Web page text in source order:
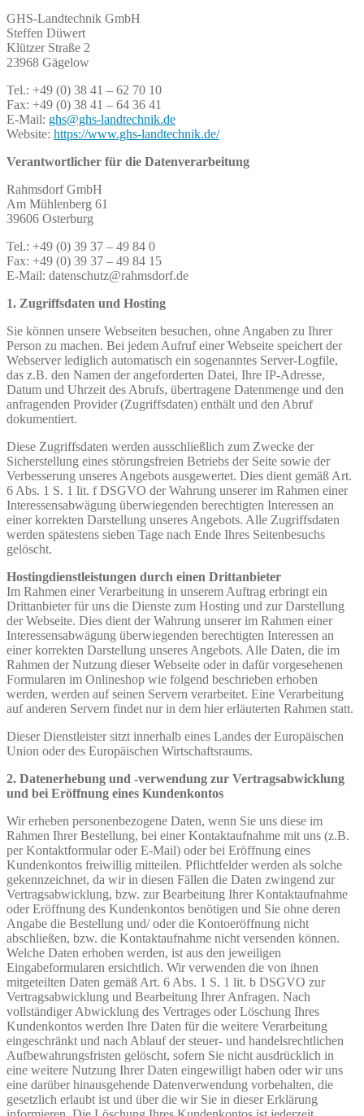
GHS-Landtechnik GmbH
Steffen Düwert
Klützer Straße 2
23968 Gägelow
Tel.: +49 (0) 38 41 – 62 70 10
Fax: +49 (0) 38 41 – 64 36 41
E-Mail: ghs@ghs-landtechnik.de
Website: https://www.ghs-landtechnik.de/
Verantwortlicher für die Datenverarbeitung
Rahmsdorf GmbH
Am Mühlenberg 61
39606 Osterburg
Tel.: +49 (0) 39 37 – 49 84 0
Fax: +49 (0) 39 37 – 49 84 15
E-Mail: datenschutz@rahmsdorf.de
1. Zugriffsdaten und Hosting
Sie können unsere Webseiten besuchen, ohne Angaben zu Ihrer
Person zu machen. Bei jedem Aufruf einer Webseite speichert der
Webserver lediglich automatisch ein sogenanntes Server-Logfile,
das z.B. den Namen der angeforderten Datei, Ihre IP-Adresse,
Datum und Uhrzeit des Abrufs, übertragene Datenmenge und den
anfragenden Provider (Zugriffsdaten) enthält und den Abruf
dokumentiert.
Diese Zugriffsdaten werden ausschließlich zum Zwecke der
Sicherstellung eines störungsfreien Betriebs der Seite sowie der
Verbesserung unseres Angebots ausgewertet. Dies dient gemäß Art.
6 Abs. 1 S. 1 lit. f DSGVO der Wahrung unserer im Rahmen einer
Interessensabwägung überwiegenden berechtigten Interessen an
einer korrekten Darstellung unseres Angebots. Alle Zugriffsdaten
werden spätestens sieben Tage nach Ende Ihres Seitenbesuchs
gelöscht.
Hostingdienstleistungen durch einen Drittanbieter
Im Rahmen einer Verarbeitung in unserem Auftrag erbringt ein
Drittanbieter für uns die Dienste zum Hosting und zur Darstellung
der Webseite. Dies dient der Wahrung unserer im Rahmen einer
Interessensabwägung überwiegenden berechtigten Interessen an
einer korrekten Darstellung unseres Angebots. Alle Daten, die im
Rahmen der Nutzung dieser Webseite oder in dafür vorgesehenen
Formularen im Onlineshop wie folgend beschrieben erhoben
werden, werden auf seinen Servern verarbeitet. Eine Verarbeitung
auf anderen Servern findet nur in dem hier erläuterten Rahmen statt.
Dieser Dienstleister sitzt innerhalb eines Landes der Europäischen
Union oder des Europäischen Wirtschaftsraums.
2. Datenerhebung und -verwendung zur Vertragsabwicklung
und bei Eröffnung eines Kundenkontos
Wir erheben personenbezogene Daten, wenn Sie uns diese im
Rahmen Ihrer Bestellung, bei einer Kontaktaufnahme mit uns (z.B.
per Kontaktformular oder E-Mail) oder bei Eröffnung eines
Kundenkontos freiwillig mitteilen. Pflichtfelder werden als solche
gekennzeichnet, da wir in diesen Fällen die Daten zwingend zur
Vertragsabwicklung, bzw. zur Bearbeitung Ihrer Kontaktaufnahme
oder Eröffnung des Kundenkontos benötigen und Sie ohne deren
Angabe die Bestellung und/ oder die Kontoeröffnung nicht
abschließen, bzw. die Kontaktaufnahme nicht versenden können.
Welche Daten erhoben werden, ist aus den jeweiligen
Eingabeformularen ersichtlich. Wir verwenden die von ihnen
mitgeteilten Daten gemäß Art. 6 Abs. 1 S. 1 lit. b DSGVO zur
Vertragsabwicklung und Bearbeitung Ihrer Anfragen. Nach
vollständiger Abwicklung des Vertrages oder Löschung Ihres
Kundenkontos werden Ihre Daten für die weitere Verarbeitung
eingeschränkt und nach Ablauf der steuer- und handelsrechtlichen
Aufbewahrungsfristen gelöscht, sofern Sie nicht ausdrücklich in
eine weitere Nutzung Ihrer Daten eingewilligt haben oder wir uns
eine darüber hinausgehende Datenverwendung vorbehalten, die
gesetzlich erlaubt ist und über die wir Sie in dieser Erklärung